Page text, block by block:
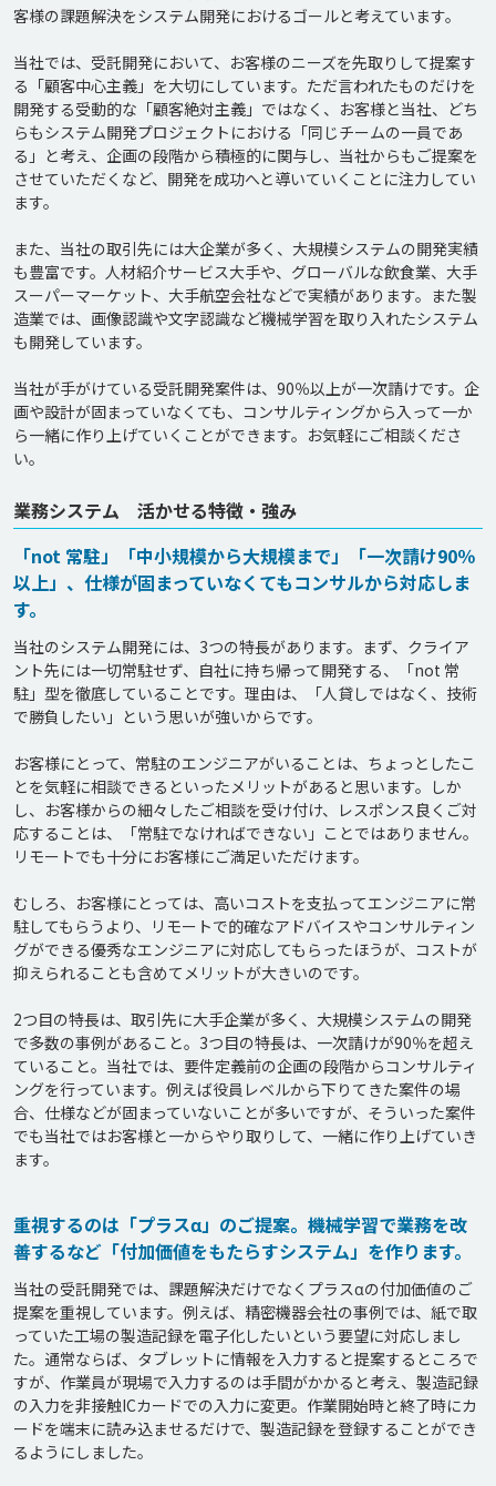
客様の課題解決をシステム開発におけるゴールと考えています。
当社では、受託開発において、お客様のニーズを先取りして提案す
る「顧客中心主義」を大切にしています。ただ言われたものだけを
開発する受動的な「顧客絶対主義」ではなく、お客様と当社、どち
らもシステム開発プロジェクトにおける「同じチームの一員であ
る」と考え、企画の段階から積極的に関与し、当社からもご提案を
させていただくなど、開発を成功へと導いていくことに注力してい
ます。
また、当社の取引先には大企業が多く、大規模システムの開発実績
も豊富です。人材紹介サービス大手や、グローバルな飲食業、大手
スーパーマーケット、大手航空会社などで実績があります。また製
造業では、画像認識や文字認識など機械学習を取り入れたシステム
も開発しています。
当社が手がけている受託開発案件は、90％以上が一次請けです。企
画や設計が固まっていなくても、コンサルティングから入って一か
ら一緒に作り上げていくことができます。お気軽にご相談くださ
い。
業務システム 活かせる特徴・強み
「not 常駐」「中小規模から大規模まで」「一次請け90％
以上」、仕様が固まっていなくてもコンサルから対応しま
す。
当社のシステム開発には、3つの特長があります。まず、クライア
ント先には一切常駐せず、自社に持ち帰って開発する、「not 常
駐」型を徹底していることです。理由は、「人貸しではなく、技術
で勝負したい」という思いが強いからです。
お客様にとって、常駐のエンジニアがいることは、ちょっとしたこ
とを気軽に相談できるといったメリットがあると思います。しか
し、お客様からの細々したご相談を受け付け、レスポンス良くご対
応することは、「常駐でなければできない」ことではありません。
リモートでも十分にお客様にご満足いただけます。
むしろ、お客様にとっては、高いコストを支払ってエンジニアに常
駐してもらうより、リモートで的確なアドバイスやコンサルティン
グができる優秀なエンジニアに対応してもらったほうが、コストが
抑えられることも含めてメリットが大きいのです。
2つ目の特長は、取引先に大手企業が多く、大規模システムの開発
で多数の事例があること。3つ目の特長は、一次請けが90％を超え
ていること。当社では、要件定義前の企画の段階からコンサルティ
ングを行っています。例えば役員レベルから下りてきた案件の場
合、仕様などが固まっていないことが多いですが、そういった案件
でも当社ではお客様と一からやり取りして、一緒に作り上げていき
ます。
重視するのは「プラスα」のご提案。機械学習で業務を改
善するなど「付加価値をもたらすシステム」を作ります。
当社の受託開発では、課題解決だけでなくプラスαの付加価値のご
提案を重視しています。例えば、精密機器会社の事例では、紙で取
っていた工場の製造記録を電子化したいという要望に対応しまし
た。通常ならば、タブレットに情報を入力すると提案するところで
すが、作業員が現場で入力するのは手間がかかると考え、製造記録
の入力を非接触ICカードでの入力に変更。作業開始時と終了時にカ
ードを端末に読み込ませるだけで、製造記録を登録することができ
るようにしました。